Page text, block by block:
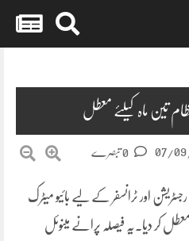
نظام تین ماہ کیلئے معطل
07/
اور ٹرانسفر کے لیے بائیو میٹرک
پر معطل کر دیا۔یہ فیصلہ پرانے مینوئل